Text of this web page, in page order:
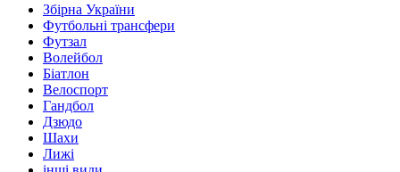
Збірна України
Футбольні трансфери
Футзал
Волейбол
Біатлон
Велоспорт
Гандбол
Дзюдо
Шахи
Лижі